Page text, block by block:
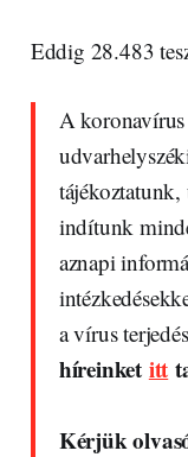
Eddig 28.483
A koronavírus
indítunk
aznapi
a vírus
híreinket itt
Kérjük